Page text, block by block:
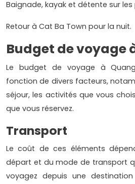
Baignade, kayak et détente sur les
Retour à Cat Ba Town pour la nuit.
Budget de voyage
Le budget de voyage à
fonction de divers facteurs,
séjour, les activités que vous
que vous réservez.
Transport
Le coût de ces éléments
départ et du mode de transport
voyagez depuis une